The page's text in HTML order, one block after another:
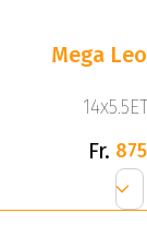
Mega
Fr.